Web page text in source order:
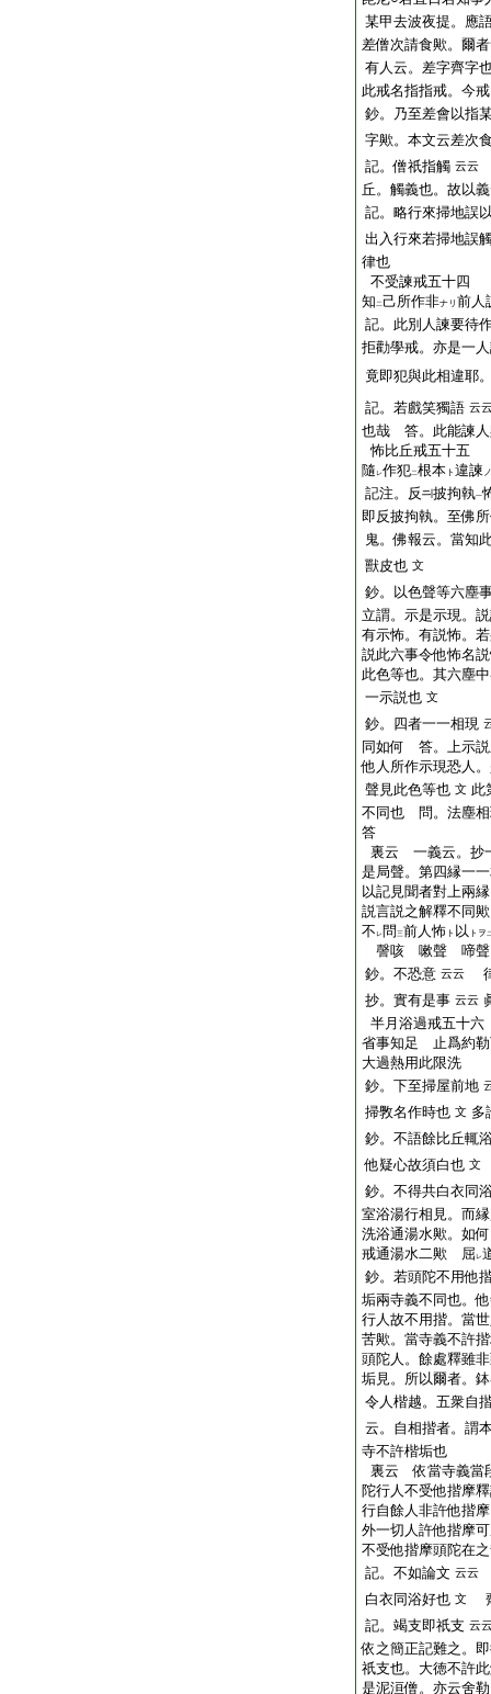
某甲去波夜提。應
差僧次請食歟。爾
有人云。差字齊字
此戒名指指戒。今
鈔。乃至差會以指
字歟。本文云差次
記。僧祇指觸 云云
丘。觸義也。故以
記。略行來掃地誤
出入行來若掃地誤
律也
不受諫戒五十四
知 二己所作非ナリ 前人
記。此別人諫要待
拒勸學戒。亦是一
竟即犯與此相違耶
記。若戲笑獨語 云
也哉 答。此能諫
怖比丘戒五十五
隨 レ作犯二根本 ト 違諫ノ
記注。反 披拘執一
即反披拘執。至佛
鬼。佛報云。當知
獸皮也 文
鈔。以色聲等六塵
立謂。示是示現。
有示怖。有説怖。
説此六事令他怖名
此色等也。其六塵
一示説也 文
鈔。四者一一相現
同如何 答。上示説
他人所作示現恐人
聲見此色等也 文 此
不同也 問。法塵
答
裏云 一義云。抄
是局聲。第四縁一
以記見聞者對上兩
説言説之解釋不同歟
不 レ問三前人怖 ト 以 トヲ
謦咳 嗽聲 啼聲
鈔。不恐意 云云
抄。實有是事 云云
半月浴過戒五十六
省事知足 止爲約勒
大過熱用此限洗
鈔。下至掃屋前地
掃斆名作時也 文 多
鈔。不語餘比丘輒
他疑心故須白也 文
鈔。不得共白衣同
室浴湯行相見。而
洗浴通湯水歟。如
戒通湯水二歟 屈 レ
鈔。若頭陀不用他
垢兩寺義不同也。
行人故不用揩。當
苦歟。當寺義不許
頭陀人。餘處釋雖
垢見。所以爾者。
令人楷越。五衆自
云。自相揩者。謂
寺不許楷垢也
裏云 依當寺義當
陀行人不受他揩摩
行自餘人非許他揩
外一切人許他揩摩
不受他揩摩頭陀在
記。不如論文 云云
白衣同浴好也 文
記。竭支即祇支 云
依之簡正記難之。
祇支也。大徳不許
是泥洹僧。亦云舍